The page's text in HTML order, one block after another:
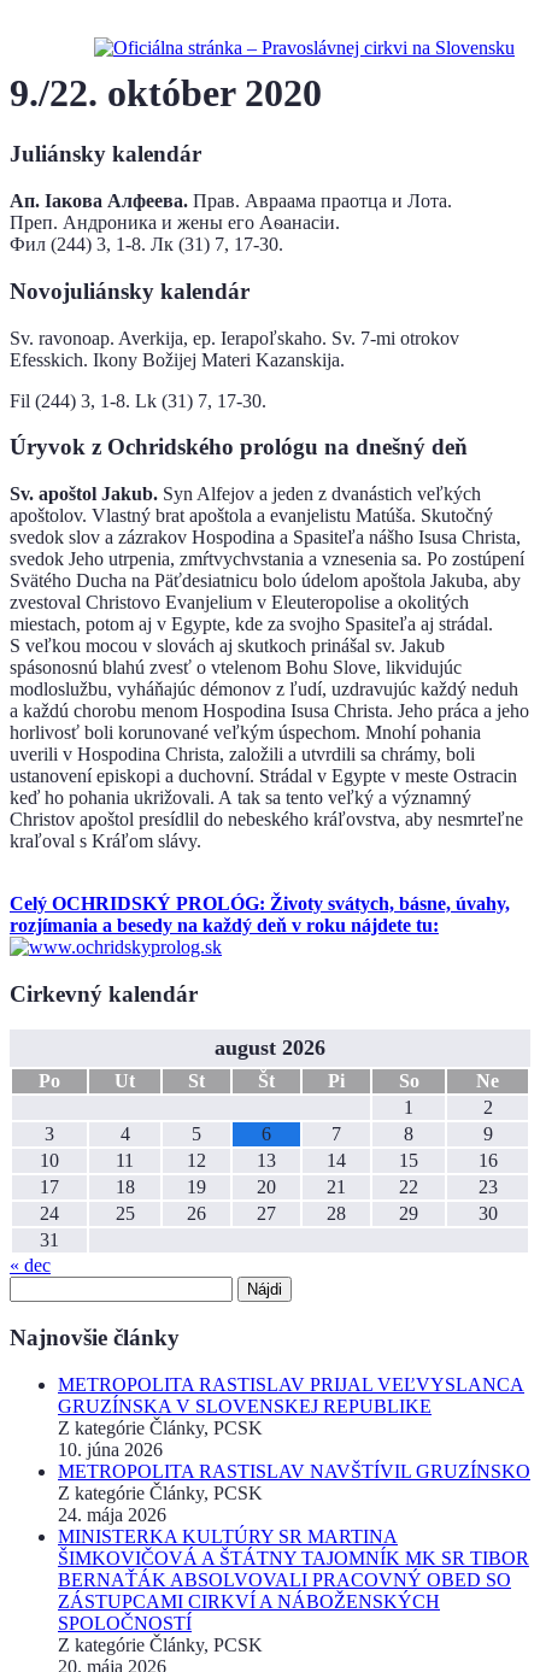
9./22. október 2020
Juliánsky kalendár
Aп. Іакова Алфеева. Прав. Авраама праотца и Лота.
Преп. Андроника и жены его Аѳанасіи.
Фил (244) 3, 1-8. Лк (31) 7, 17-30.
Novojuliánsky kalendár
Sv. ravonoap. Averkija, ep. Ierapоľskaho. Sv. 7-mi оtrоkоv
Efesskich. Ikony Božijej Materi Kazanskija.
Fil (244) 3, 1-8. Lk (31) 7, 17-30.
Úryvok z Ochridského prológu na dnešný deň
Sv. apoštol Jakub. Syn Alfejov a jeden z dvanástich veľkých
apoštolov. Vlastný brat apoštola a evanjelistu Matúša. Skutočný
svedok slov a zázrakov Hospodina a Spasiteľa nášho Isusa Christa,
svedok Jeho utrpenia, zmŕtvychvstania a vznesenia sa. Po zostúpení
Svätého Ducha na Päťdesiatnicu bolo údelom apoštola Jakuba, aby
zvestoval Christovo Evanjelium v Eleuteropolise a okolitých
miestach, potom aj v Egypte, kde za svojho Spasiteľa aj strádal.
S veľkou mocou v slovách aj skutkoch prinášal sv. Jakub
spásonosnú blahú zvesť o vtelenom Bohu Slove, likvidujúc
modloslužbu, vyháňajúc démonov z ľudí, uzdravujúc každý neduh
a každú chorobu menom Hospodina Isusa Christa. Jeho práca a jeho
horlivosť boli korunované veľkým úspechom. Mnohí pohania
uverili v Hospodina Christa, založili a utvrdili sa chrámy, boli
ustanovení episkopi a duchovní. Strádal v Egypte v meste Ostracin
keď ho pohania ukrižovali. A tak sa tento veľký a významný
Christov apoštol presídlil do nebeského kráľovstva, aby nesmrteľne
kraľoval s Kráľom slávy.
Celý OCHRIDSKÝ PROLÓG: Životy svátych, básne, úvahy,
rozjímania a besedy na každý deň v roku nájdete tu:
Cirkevný kalendár
august 2026
Po Ut St Št Pi So
Ne
1
2
3
4 5 6 7 8
9
10
11 12 13 14 15
16
17
18 19 20 21 22
23
24
25 26 27 28 29
30
31
« dec
Najnovšie články
METROPOLITA RASTISLAV PRIJAL VEĽVYSLANCA
GRUZÍNSKA V SLOVENSKEJ REPUBLIKE
Z kategórie Články, PCSK
10. júna 2026
METROPOLITA RASTISLAV NAVŠTÍVIL GRUZÍNSKO
Z kategórie Články, PCSK
24. mája 2026
MINISTERKA KULTÚRY SR MARTINA
ŠIMKOVIČOVÁ A ŠTÁTNY TAJOMNÍK MK SR TIBOR
BERNAŤÁK ABSOLVOVALI PRACOVNÝ OBED SO
ZÁSTUPCAMI CIRKVÍ A NÁBOŽENSKÝCH
SPOLOČNOSTÍ
Z kategórie Články, PCSK
20. mája 2026